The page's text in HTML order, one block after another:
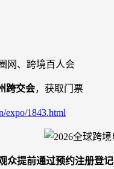
网、跨境百人会
跨交会，获取门票
expo/1843.html
众提前通过预约注册登记